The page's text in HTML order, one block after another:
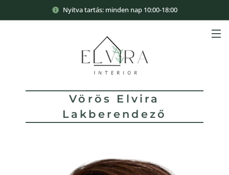
Nyitva tartás: minden nap 10:00-18:00
Vörös Elvira
Lakberendező